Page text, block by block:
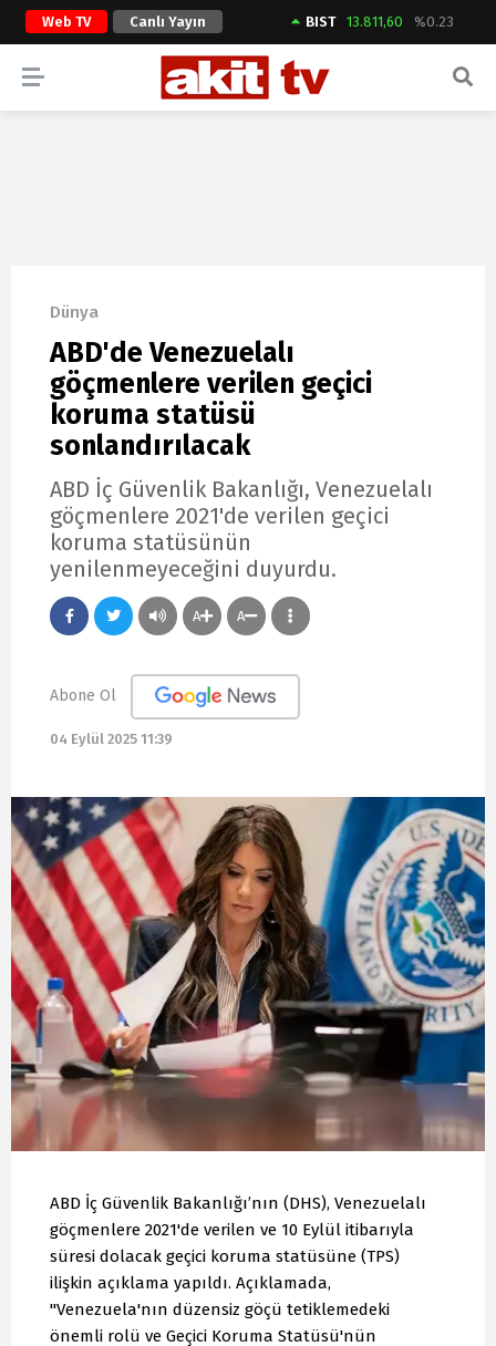
Web TV Canlı Yayın BIST 13.811,60 %0.23
ARAMA YAP
Dünya
ABD'de Venezuelalı
göçmenlere verilen geçici
koruma statüsü
sonlandırılacak
ABD İç Güvenlik Bakanlığı, Venezuelalı
göçmenlere 2021'de verilen geçici
koruma statüsünün
yenilenmeyeceğini duyurdu.
A A
Abone Ol
04 Eylül 2025 11:39
ABD İç Güvenlik Bakanlığı’nın (DHS), Venezuelalı
göçmenlere 2021'de verilen ve 10 Eylül itibarıyla
süresi dolacak geçici koruma statüsüne (TPS)
ilişkin açıklama yapıldı. Açıklamada,
"Venezuela'nın düzensiz göçü tetiklemedeki
önemli rolü ve Geçici Koruma Statüsü'nün